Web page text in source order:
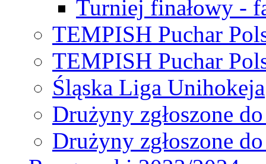
Turniej finałowy -
TEMPISH Puchar
TEMPISH Puchar
Śląska Liga Unihokeja
Drużyny zgłoszone
Drużyny zgłoszone